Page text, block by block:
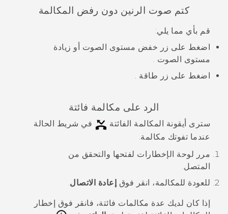
كتم صوت الرنين دون رفض المكالمة
قم بأي مما يلي:
اضغط على زر خفض مستوى الصوت أو زيادة
مستوى الصوت .
اضغط على زر طاقة .
الرد على مكالمة فائتة
سترى أيقونة المكالمة الفائتة
في شريط الحالة
عندما تفوتك مكالمة.
مرر لوحة الإخطارات لفتحها والتحقق من
المتصل.
للعودة للمكالمة، انقر فوق إعادة الاتصال
إذا كان لديك عدة مكالمات فائتة، فانقر فوق إخطار